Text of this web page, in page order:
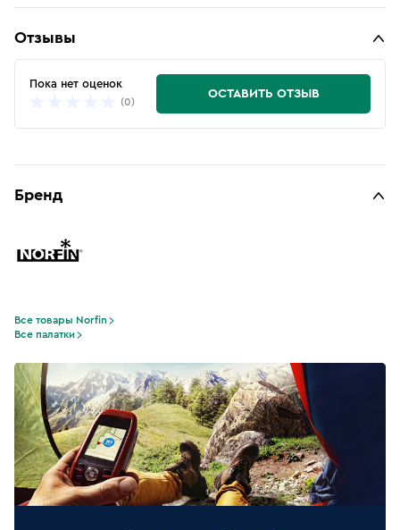
Отзывы
Пока нет оценок
(0)
ОСТАВИТЬ ОТЗЫВ
Бренд
Все товары Norfin
Все палатки